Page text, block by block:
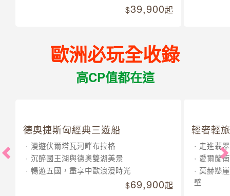
39,900起
歐洲必玩全收錄
高CP值都在這
德奧捷斯匈經典三遊船
漫遊伏爾塔瓦河畔布拉格
沉醉國王湖與德奧雙湖美景
暢遊五國，盡享中歐浪漫時光
69,900起
輕奢輕
走進翡
愛爾蘭
莫赫懸
壁